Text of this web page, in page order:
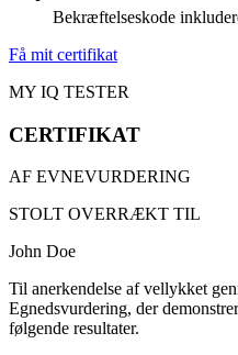
Bekræftelseskode
Få mit certifikat
MY IQ TESTER
CERTIFIKAT
AF EVNEVURDERING
STOLT OVERRÆKT TIL
John Doe
Til anerkendelse af vellykket
Egnedsvurdering, der
følgende resultater.